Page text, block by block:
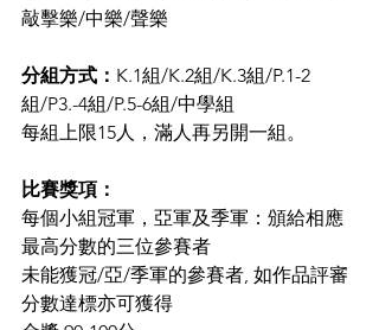
敲擊樂/中樂/聲樂
分組方式： K.1組/K.2組/K.3組/P.1-2
組/P3.-4組/P.5-6組/中學組
每組上限15人，滿人再另開一組。
比賽獎項：
每個小組冠軍，亞軍及季軍：頒給相應
最高分數的三位參賽者
未能獲冠/亞/季軍的參賽者, 如作品評審
分數達標亦可獲得